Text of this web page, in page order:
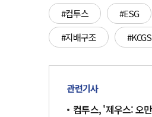
#컴투스 #ESG
#지배구조
#KCGS
관련기사
컴투스, '제우스: 오